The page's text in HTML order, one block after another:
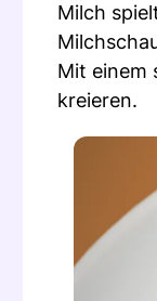
Milch
Mit einem
kreieren.